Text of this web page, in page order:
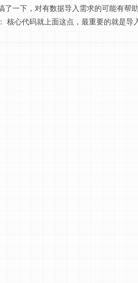
了一下，对有数据导入需求的可能有帮
核心代码就上面这点，最重要的就是导